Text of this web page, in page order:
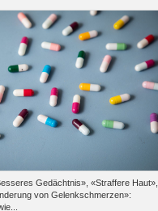
Gedächtnis», «Straffere Haut»,
von Gelenkschmerzen»: